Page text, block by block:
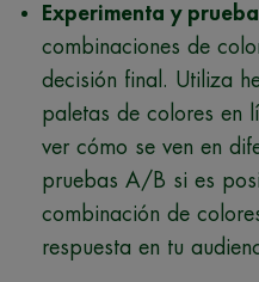
Experimenta y prueba
combinaciones de
decisión final. Utiliza
paletas de colores en
ver cómo se ven en
pruebas A/B si es
combinación de
respuesta en tu